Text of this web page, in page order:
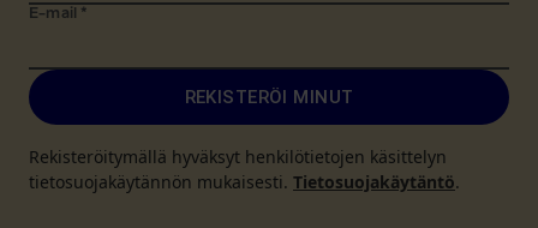
E-mail *
REKISTERÖI MINUT
Rekisteröitymällä hyväksyt henkilötietojen käsittelyn
tietosuojakäytännön mukaisesti. Tietosuojakäytäntö.